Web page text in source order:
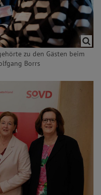
zu den Gästen beim
Borrs